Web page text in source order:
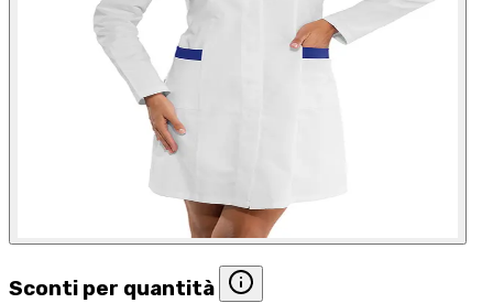
Sconti per quantità